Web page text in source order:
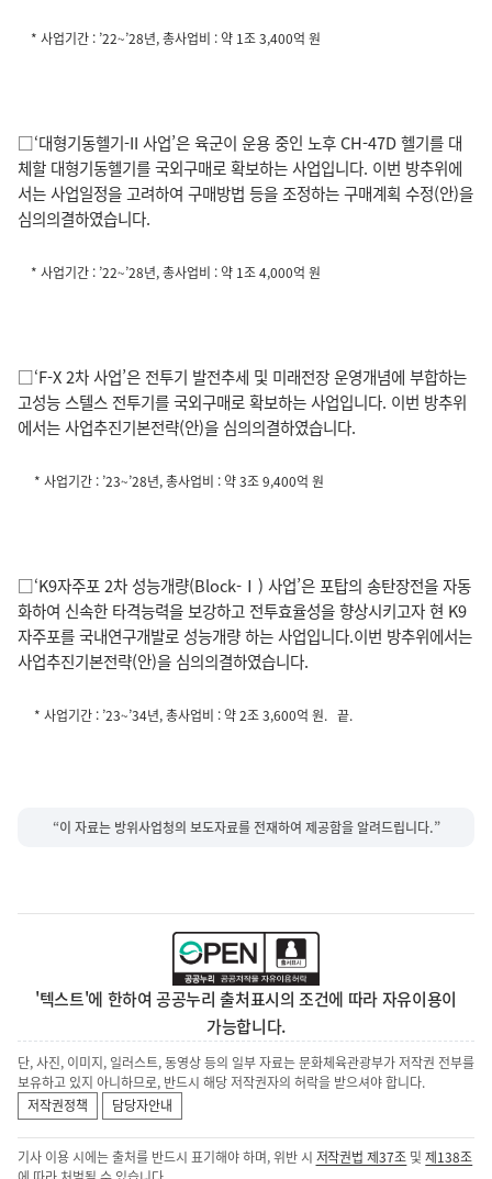
* 사업기간 : ’22~’28년, 총사업비 : 약 1조 3,400억 원
□‘대형기동헬기-II 사업’은 육군이 운용 중인 노후 CH-47D 헬기를 대
체할 대형기동헬기를 국외구매로 확보하는 사업입니다. 이번 방추위에
서는 사업일정을 고려하여 구매방법 등을 조정하는 구매계획 수정(안)을
심의의결하였습니다.
* 사업기간 : ’22~’28년, 총사업비 : 약 1조 4,000억 원
□‘F-X 2차 사업’은 전투기 발전추세 및 미래전장 운영개념에 부합하는
고성능 스텔스 전투기를 국외구매로 확보하는 사업입니다. 이번 방추위
에서는 사업추진기본전략(안)을 심의의결하였습니다.
* 사업기간 : ’23~’28년, 총사업비 : 약 3조 9,400억 원
□‘K9자주포 2차 성능개량(Block-Ⅰ) 사업’은 포탑의 송탄장전을 자동
화하여 신속한 타격능력을 보강하고 전투효율성을 향상시키고자 현 K9
자주포를 국내연구개발로 성능개량 하는 사업입니다.이번 방추위에서는
사업추진기본전략(안)을 심의의결하였습니다.
* 사업기간 : ’23~’34년, 총사업비 : 약 2조 3,600억 원. 끝.
“이 자료는 방위사업청의 보도자료를 전재하여 제공함을 알려드립니다.”
'텍스트'에 한하여 공공누리 출처표시의 조건에 따라 자유이용이
가능합니다.
단, 사진, 이미지, 일러스트, 동영상 등의 일부 자료는 문화체육관광부가 저작권 전부를
보유하고 있지 아니하므로, 반드시 해당 저작권자의 허락을 받으셔야 합니다.
저작권정책
담당자안내
기사 이용 시에는 출처를 반드시 표기해야 하며, 위반 시 저작권법 제37조 및제138조